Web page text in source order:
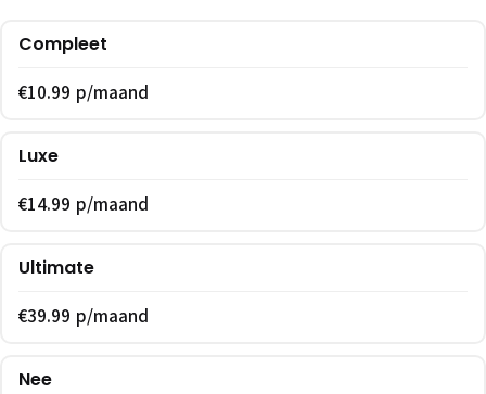
Compleet
€10.99 p/maand
Luxe
€14.99 p/maand
Ultimate
€39.99 p/maand
Nee